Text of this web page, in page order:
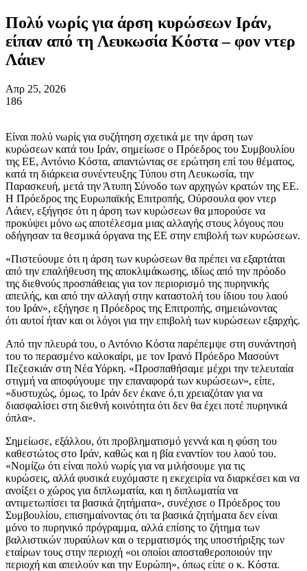
Πολύ νωρίς για άρση κυρώσεων Ιράν,
είπαν από τη Λευκωσία Κόστα – φον ντερ
Λάιεν
Απρ 25, 2026
186
Είναι πολύ νωρίς για συζήτηση σχετικά με την άρση των
κυρώσεων κατά του Ιράν, σημείωσε ο Πρόεδρος του Συμβουλίου
της ΕΕ, Αντόνιο Κόστα, απαντώντας σε ερώτηση επί του θέματος,
κατά τη διάρκεια συνέντευξης Τύπου στη Λευκωσία, την
Παρασκευή, μετά την Άτυπη Σύνοδο των αρχηγών κρατών της ΕΕ.
Η Πρόεδρος της Ευρωπαϊκής Επιτροπής, Ούρσουλα φον ντερ
Λάιεν, εξήγησε ότι η άρση των κυρώσεων θα μπορούσε να
προκύψει μόνο ως αποτέλεσμα μιας αλλαγής στους λόγους που
οδήγησαν τα θεσμικά όργανα της ΕΕ στην επιβολή των κυρώσεων.
«Πιστεύουμε ότι η άρση των κυρώσεων θα πρέπει να εξαρτάται
από την επαλήθευση της αποκλιμάκωσης, ιδίως από την πρόοδο
της διεθνούς προσπάθειας για τον περιορισμό της πυρηνικής
απειλής, και από την αλλαγή στην καταστολή του ίδιου του λαού
του Ιράν», εξήγησε η Πρόεδρος της Επιτροπής, σημειώνοντας
ότι αυτοί ήταν και οι λόγοι για την επιβολή των κυρώσεων εξαρχής.
Από την πλευρά του, ο Αντόνιο Κόστα παρέπεμψε στη συνάντησή
του το περασμένο καλοκαίρι, με τον Ιρανό Πρόεδρο Μασούντ
Πεζεσκιάν στη Νέα Υόρκη. «Προσπαθήσαμε μέχρι την τελευταία
στιγμή να αποφύγουμε την επαναφορά των κυρώσεων», είπε,
«δυστυχώς, όμως, το Ιράν δεν έκανε ό,τι χρειαζόταν για να
διασφαλίσει στη διεθνή κοινότητα ότι δεν θα έχει ποτέ πυρηνικά
όπλα».
Σημείωσε, εξάλλου, ότι προβληματισμό γεννά και η φύση του
καθεστώτος στο Ιράν, καθώς και η βία εναντίον του λαού του.
«Νομίζω ότι είναι πολύ νωρίς για να μιλήσουμε για τις
κυρώσεις, αλλά φυσικά ευχόμαστε η εκεχειρία να διαρκέσει και να
ανοίξει ο χώρος για διπλωματία, και η διπλωματία να
αντιμετωπίσει τα βασικά ζητήματα», συνέχισε ο Πρόεδρος του
Συμβουλίου, επισημαίνοντας ότι τα βασικά ζητήματα δεν είναι
μόνο το πυρηνικό πρόγραμμα, αλλά επίσης το ζήτημα των
βαλλιστικών πυραύλων και ο τερματισμός της υποστήριξης των
εταίρων τους στην περιοχή «οι οποίοι αποσταθεροποιούν την
περιοχή και απειλούν και την Ευρώπη», όπως είπε ο κ. Κόστα.